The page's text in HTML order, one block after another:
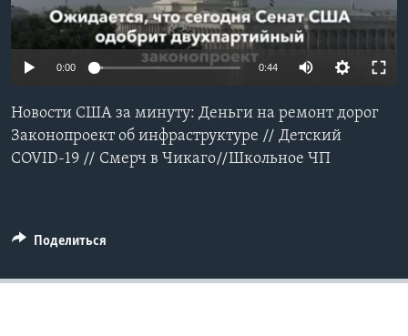
Learning English
Языки
0:00 0:44
Новости США за минуту: Деньги на ремонт дорог
Законопроект об инфраструктуре // Детский
COVID-19 // Смерч в Чикаго//Школьное ЧП
Поделиться